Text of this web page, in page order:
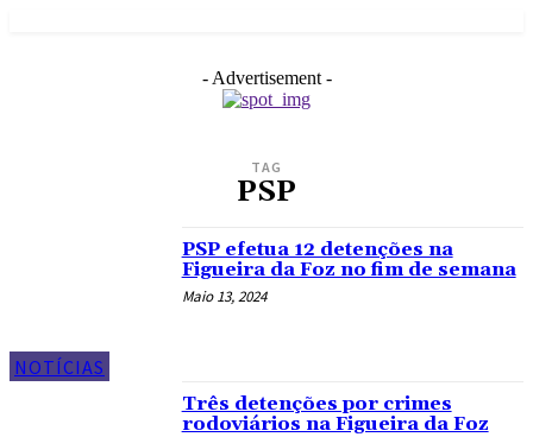
- Advertisement -
TAG
PSP
NOTÍCIAS
PSP efetua 12 detenções na
Figueira da Foz no fim de semana
Maio 13, 2024
Três detenções por crimes
rodoviários na Figueira da Foz